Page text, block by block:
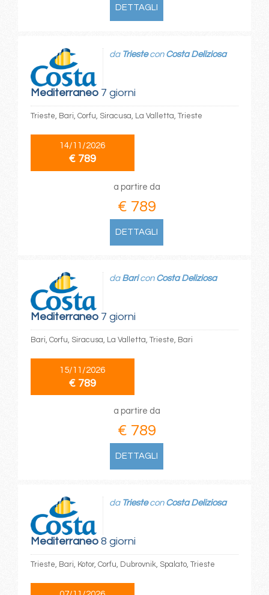
DETTAGLI
Mediterraneo7 giorni
da Triestecon Costa Deliziosa
Trieste, Bari, Corfu, Siracusa, La Valletta, Trieste
14/11/2026
€ 789
a partire da
€ 789
DETTAGLI
Mediterraneo7 giorni
da Baricon Costa Deliziosa
Bari, Corfu, Siracusa, La Valletta, Trieste, Bari
15/11/2026
€ 789
a partire da
€ 789
DETTAGLI
Mediterraneo8 giorni
da Triestecon Costa Deliziosa
Trieste, Bari, Kotor, Corfu, Dubrovnik, Spalato, Trieste